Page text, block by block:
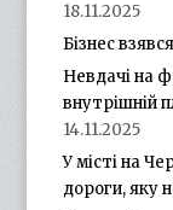
18.11.2025
Бізнес
Невдачі на
внутрішній
14.11.2025
У місті на
дороги, яку